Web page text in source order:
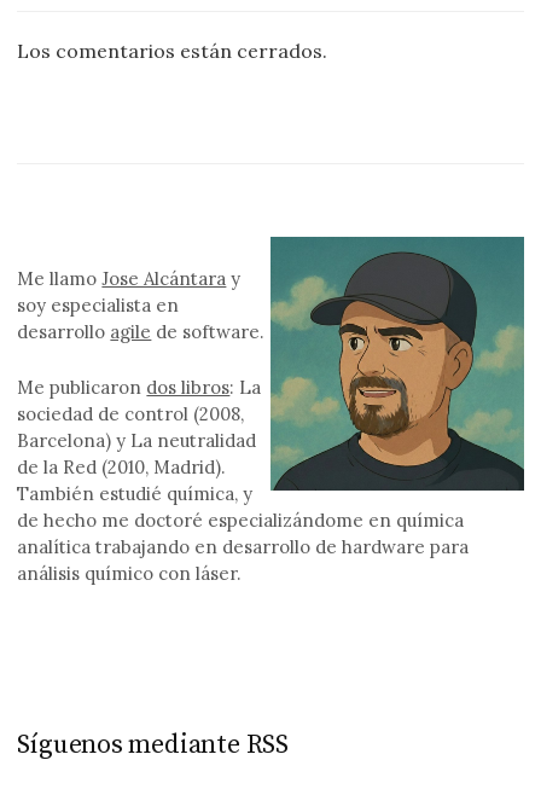
Los comentarios están cerrados.
Me llamoJose Alcántara y
soy especialista en
desarrollo agile de software.
Me publicaron dos libros: La
sociedad de control (2008,
Barcelona) y La neutralidad
de la Red (2010, Madrid).
También estudié química, y
de hecho me doctoré especializándome en química
analítica trabajando en desarrollo de hardware para
análisis químico con láser.
Síguenos mediante RSS